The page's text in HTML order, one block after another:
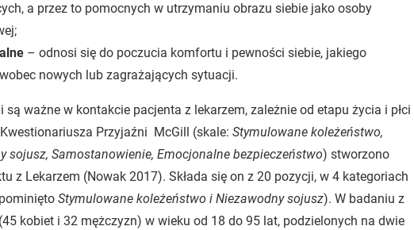
a przez to pomocnych w utrzymaniu obrazu siebie jako osoby
– odnosi się do poczucia komfortu i pewności siebie, jakiego
nowych lub zagrażających sytuacji.
ważne w kontakcie pacjenta z lekarzem, zależnie od etapu życia i płci
Przyjaźni McGill (skale: Stymulowane koleżeństwo,
sojusz, Samostanowienie, Emocjonalne bezpieczeństwo) stworzono
z Lekarzem (Nowak 2017). Składa się on z 20 pozycji, w 4 kategoriach
Stymulowane koleżeństwo i Niezawodny sojusz). W badaniu z
kobiet i 32 mężczyzn) w wieku od 18 do 95 lat, podzielonych na dwie